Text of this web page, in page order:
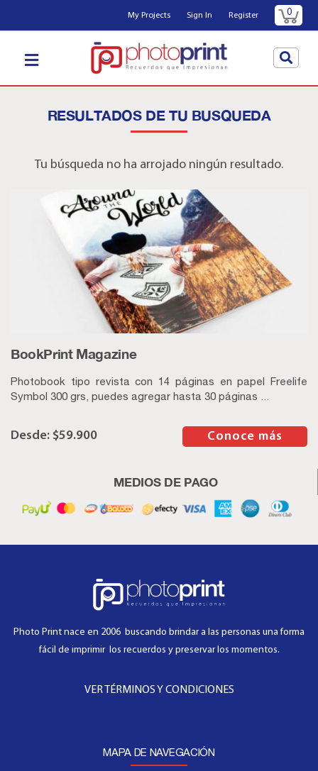
My Projects Sign In Register 0
RESULTADOS DE TU BUSQUEDA
Tu búsqueda no ha arrojado ningún resultado.
BookPrint Magazine
Photobook tipo revista con 14 páginas en papel Freelife
Symbol 300 grs, puedes agregar hasta 30 páginas ...
$59.900 Conoce más
MEDIOS DE PAGO
Photo Print nace en 2006 buscando brindar a las personas una forma
fácil de imprimir los recuerdos y preservar los momentos.
VER TÉRMINOS Y CONDICIONES
MAPA DE NAVEGACIÓN